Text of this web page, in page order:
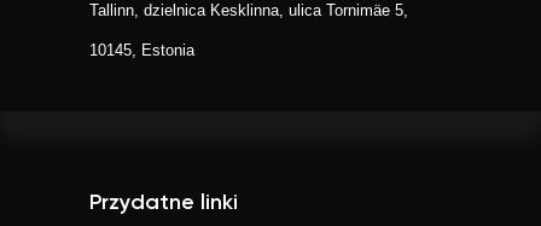
Tallinn, dzielnica Kesklinna, ulica Tornimäe 5,
10145, Estonia
Przydatne linki